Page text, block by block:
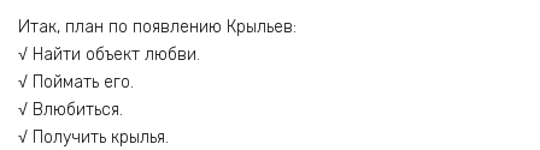
Итак, план по появлению Крыльев:
√ Найти объект любви.
√ Поймать его.
√ Влюбиться.
√ Получить крылья.